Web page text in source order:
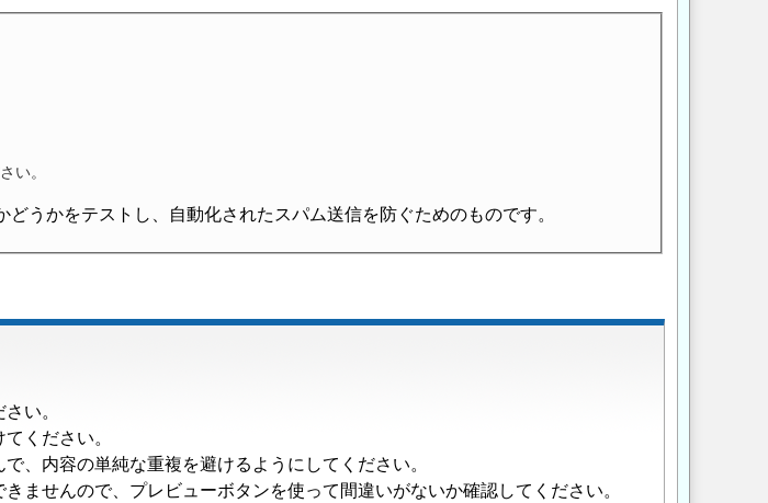
い。
うかをテストし、自動化されたスパム送信を防ぐためのものです。
い。
ください。
、内容の単純な重複を避けるようにしてください。
ませんので、プレビューボタンを使って間違いがないか確認してください。